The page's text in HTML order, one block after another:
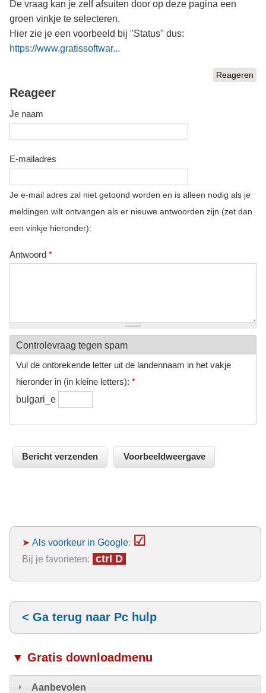
De vraag kan je zelf afsuiten door op deze pagina een
groen vinkje te selecteren.
Hier zie je een voorbeeld bij "Status" dus:
https://www.gratissoftwar...
Reageren
Reageer
Je naam
E-mailadres
Je e-mail adres zal niet getoond worden en is alleen nodig als je
meldingen wilt ontvangen als er nieuwe antwoorden zijn (zet dan
een vinkje hieronder):
Antwoord *
Controlevraag tegen spam
Vul de ontbrekende letter uit de landennaam in het vakje
hieronder in (in kleine letters): *
bulgari_e
➤ Als voorkeur in Google: ☑
Bij je favorieten: ctrl D
< Ga terug naar Pc hulp
▼ Gratis downloadmenu
Aanbevolen